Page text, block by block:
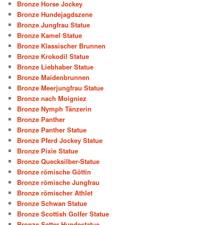
Bronze Horse Jockey
Bronze Hundejagdszene
Bronze Jungfrau Statue
Bronze Kamel Statue
Bronze Klassischer Brunnen
Bronze Krokodil Statue
Bronze Liebhaber Statue
Bronze Maidenbrunnen
Bronze Meerjungfrau Statue
Bronze nach Moigniez
Bronze Nymph Tänzerin
Bronze Panther
Bronze Panther Statue
Bronze Pferd Jockey Statue
Bronze Pixie Statue
Bronze Quecksilber-Statue
Bronze römische Göttin
Bronze römische Jungfrau
Bronze römischer Athlet
Bronze Schwan Statue
Bronze Scottish Golfer Statue